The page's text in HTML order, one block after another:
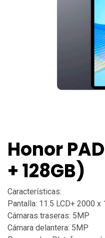
Honor
+ 128GB)
Características:
Pantalla: 11.5 LCD+ 2000
Cámaras traseras: 5MP
Cámara delantera: 5MP